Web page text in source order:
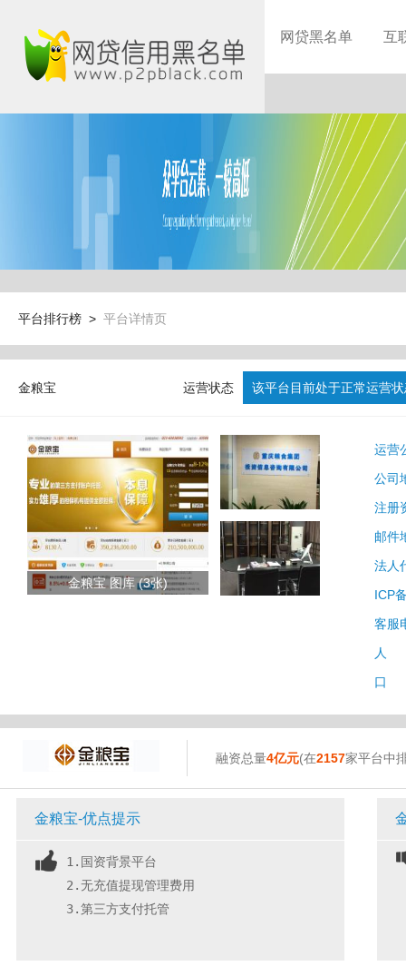
网贷黑名单 互
平台排行榜 > 平台详情页
金粮宝 运营状态 该平台目前处于正常运营
金粮宝 图库 (3张)
运营
公司
注册
邮件
法人
ICP
客服
人
口
融资总量4亿元(在2157家平台中
金粮宝-优点提示
1.国资背景平台
2.无充值提现管理费用
3.第三方支付托管